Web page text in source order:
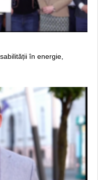
în energie,